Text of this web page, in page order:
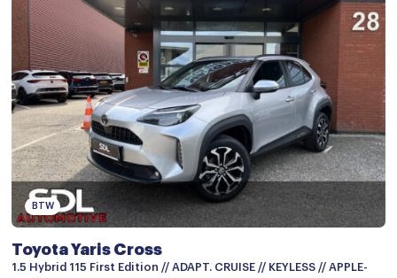
LED dagrijverlichting
LED koplampen
Lichtmetalen velgen
Lichtmetalen velgen
Lichtmetalen velgen 18"
Metaalkleur
Mistlampen
Mistlampen voor
mistlampen voor
BTW
Toyota Yaris Cross
1.5 Hybrid 115 First Edition // ADAPT. CRUISE // KEYLESS // APPLE-